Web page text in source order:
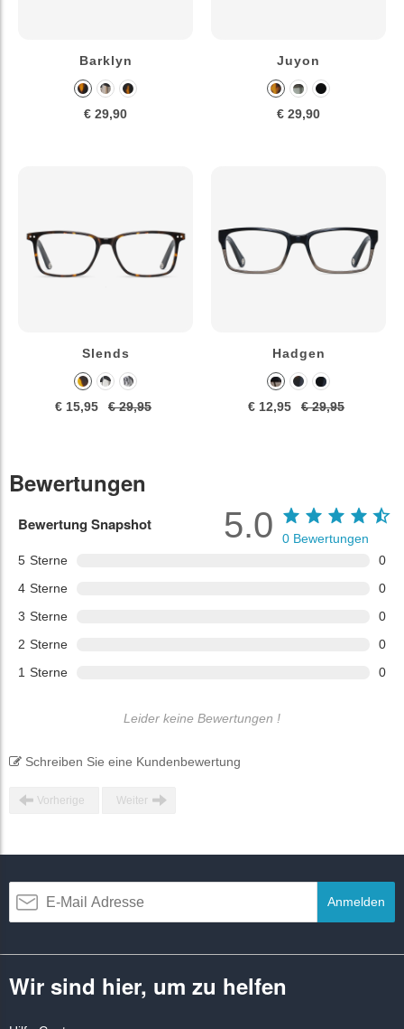
Barklyn
€ 29,90
Juyon
€ 29,90
Slends
€ 15,95 € 29,95
Hadgen
€ 12,95 € 29,95
Bewertungen
Bewertung Snapshot
5 Sterne
0
4 Sterne
0
3 Sterne
0
2 Sterne
0
1 Sterne 0
5.0 0 Bewertungen
Leider keine Bewertungen !
Schreiben Sie eine Kundenbewertung
Vorherige Weiter
Anmelden
Wir sind hier, um zu helfen